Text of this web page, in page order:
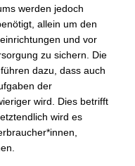
werden jedoch
allein um den
und vor
zu sichern. Die
dazu, dass auch
der
wird. Dies betrifft
wird es